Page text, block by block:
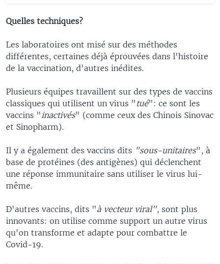
Quelles techniques?
Les laboratoires ont misé sur des méthodes
différentes, certaines déjà éprouvées dans l'histoire
de la vaccination, d'autres inédites.
Plusieurs équipes travaillent sur des types de vaccins
classiques qui utilisent un virus " tué": ce sont les
vaccins " inactivés" (comme ceux des Chinois Sinovac
et Sinopharm).
Il y a également des vaccins dits "sous-unitaires", à
base de protéines (des antigènes) qui déclenchent
une réponse immunitaire sans utiliser le virus lui-
même.
D'autres vaccins, dits "à vecteur viral", sont plus
innovants: on utilise comme support un autre virus
qu'on transforme et adapte pour combattre le
Covid-19.